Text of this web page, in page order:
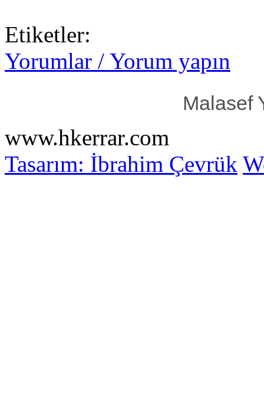
Etiketler:
Yorumlar / Yorum yapın
Malasef
www.hkerrar.com
Tasarım: İbrahim Çevrük